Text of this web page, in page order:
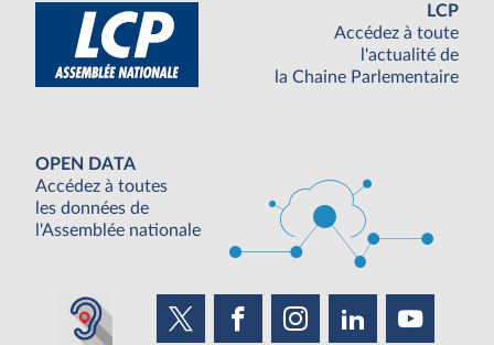
LCP
Accédez à toute
l'actualité de
la Chaine Parlementaire
OPEN DATA
Accédez à toutes
les données de
l'Assemblée nationale